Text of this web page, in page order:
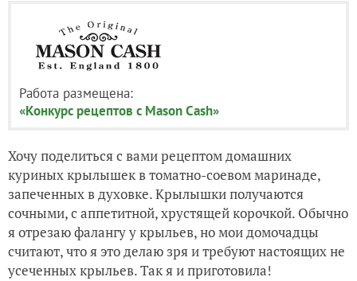
Работа размещена:
«Конкурс рецептов с Mason Cash»
Хочу поделиться с вами рецептом домашних
куриных крылышек в томатно-соевом маринаде,
запеченных в духовке. Крылышки получаются
сочными, с аппетитной, хрустящей корочкой. Обычно
я отрезаю фалангу у крыльев, но мои домочадцы
считают, что я это делаю зря и требуют настоящих не
усеченных крыльев. Так я и приготовила!